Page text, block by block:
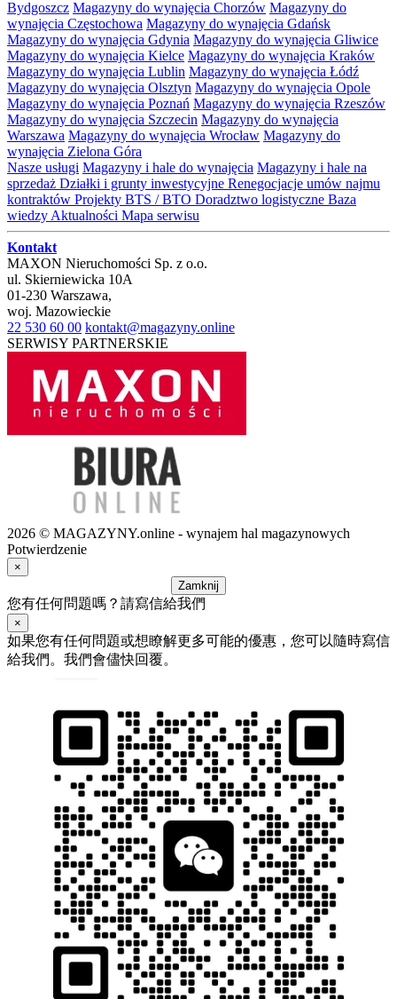
Bydgoszcz Magazyny do wynajęcia Chorzów Magazyny do
wynajęcia Częstochowa Magazyny do wynajęcia Gdańsk
Magazyny do wynajęcia Gdynia Magazyny do wynajęcia Gliwice
Magazyny do wynajęcia Kielce Magazyny do wynajęcia Kraków
Magazyny do wynajęcia Lublin Magazyny do wynajęcia Łódź
Magazyny do wynajęcia Olsztyn Magazyny do wynajęcia Opole
Magazyny do wynajęcia Poznań Magazyny do wynajęcia Rzeszów
Magazyny do wynajęcia Szczecin Magazyny do wynajęcia
Warszawa Magazyny do wynajęcia Wrocław Magazyny do
wynajęcia Zielona Góra
Nasze usługi Magazyny i hale do wynajęcia Magazyny i hale na
sprzedaż Działki i grunty inwestycyjne Renegocjacje umów najmu
kontraktów Projekty BTS / BTO Doradztwo logistyczne Baza
wiedzy Aktualności Mapa serwisu
Kontakt
MAXON Nieruchomości Sp. z o.o.
ul. Skierniewicka 10A
01-230 Warszawa,
woj. Mazowieckie
22 530 60 00 kontakt@magazyny.online
SERWISY PARTNERSKIE
2026 © MAGAZYNY.online - wynajem hal magazynowych
Potwierdzenie
×
Zamknij
您有任何問題嗎？請寫信給我們
×
如果您有任何問題或想瞭解更多可能的優惠，您可以隨時寫信
給我們。我們會儘快回覆。